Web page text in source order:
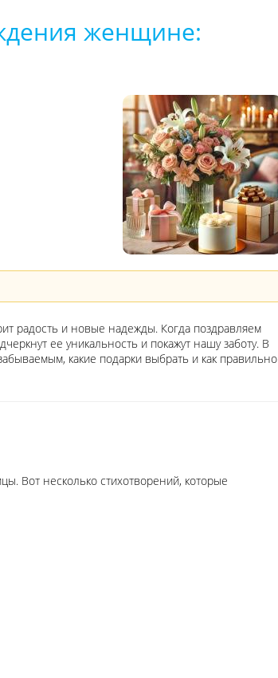
женщине:
радость и новые надежды. Когда поздравляем
ее уникальность и покажут нашу заботу. В
какие подарки выбрать и как правильно
Вот несколько стихотворений, которые